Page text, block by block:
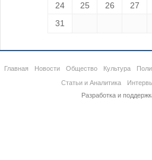
24
25 26 27
31
Главная Новости Общество Культура
Статьи и Аналитика
Разработка и